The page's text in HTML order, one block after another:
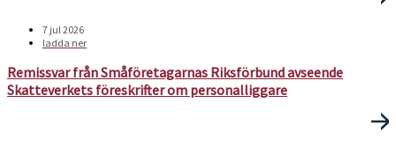
7 jul 2026
ladda ner
Remissvar från Småföretagarnas Riksförbund avseende
Skatteverkets föreskrifter om personalliggare